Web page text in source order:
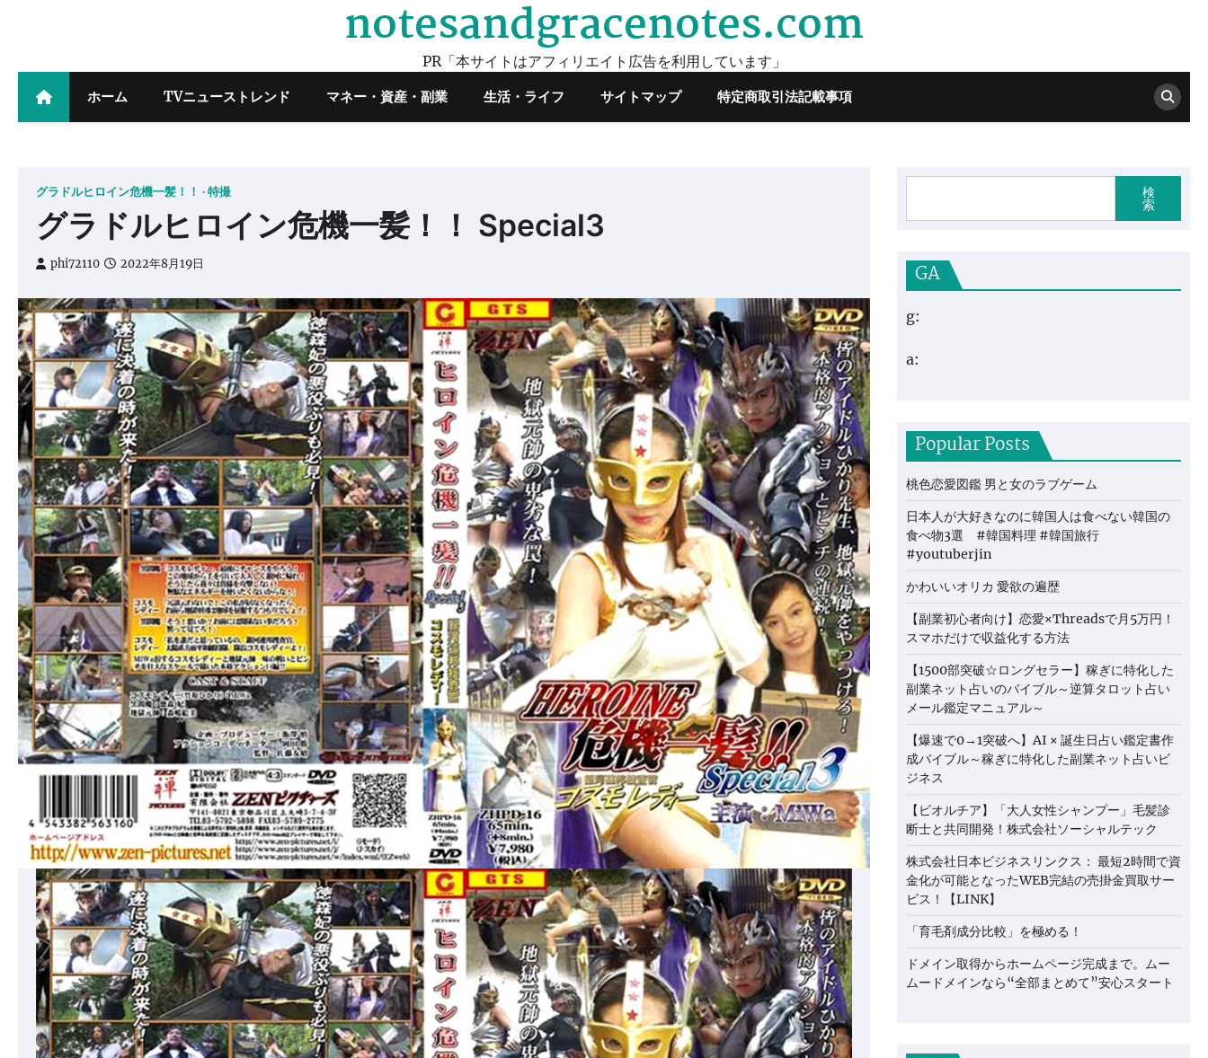
notesandgracenotes.com
PR「本サイトはアフィリエイト広告を利用しています」
ホーム TVニューストレンド マネー・資産・副業 生活・ライフ サイトマップ 特定商取引法記載事項
グラドルヒロイン危機一髪！！ 特撮
グラドルヒロイン危機一髪！！ Special3
phi72110 2022年8月19日
検
索
GA
g:
a:
Popular Posts
桃色恋愛図鑑 男と女のラブゲーム
日本人が大好きなのに韓国人は食べない韓国の
食べ物3選 #韓国料理 #韓国旅行
#youtuberjin
かわいいオリカ 愛欲の遍歴
【副業初心者向け】恋愛×Threadsで月5万円！
スマホだけで収益化する方法
【1500部突破☆ロングセラー】稼ぎに特化した
副業ネット占いのバイブル～逆算タロット占い
メール鑑定マニュアル～
【爆速で0→1突破へ】AI × 誕生日占い鑑定書作
成バイブル～稼ぎに特化した副業ネット占いビ
ジネス
【ビオルチア】「大人女性シャンプー」毛髪診
断士と共同開発！株式会社ソーシャルテック
株式会社日本ビジネスリンクス： 最短2時間で資
金化が可能となったWEB完結の売掛金買取サー
ビス！【LINK】
「育毛剤成分比較」を極める！
ドメイン取得からホームページ完成まで。ムー
ムードメインなら“全部まとめて”安心スタート